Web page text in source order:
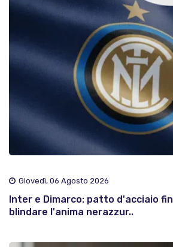
Giovedì, 06 Agosto 2026
Inter e Dimarco: patto d'acciaio
blindare l'anima nerazzur..